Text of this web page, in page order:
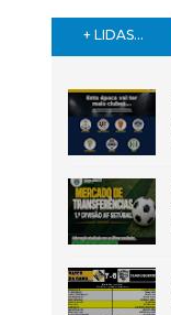
+ LIDAS...